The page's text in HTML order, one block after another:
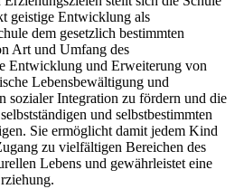
geistige Entwicklung als
dem gesetzlich bestimmten
Art und Umfang des
Entwicklung und Erweiterung von
Lebensbewältigung und
sozialer Integration zu fördern und die
und selbstbestimmten
Sie ermöglicht damit jedem Kind
zu vielfältigen Bereichen des
Lebens und gewährleistet eine